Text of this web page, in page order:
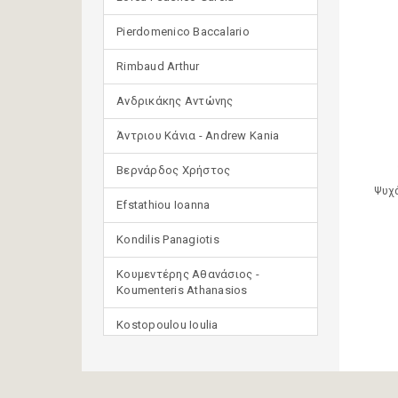
Pierdomenico Baccalario
Rimbaud Arthur
Ανδρικάκης Αντώνης
Άντριου Κάνια - Andrew Kania
Βερνάρδος Χρήστος
Efstathiou Ioanna
Kondilis Panagiotis
Κουμεντέρης Αθανάσιος -
Koumenteris Athanasios
Kostopoulou Ioulia
(μετάφραση)